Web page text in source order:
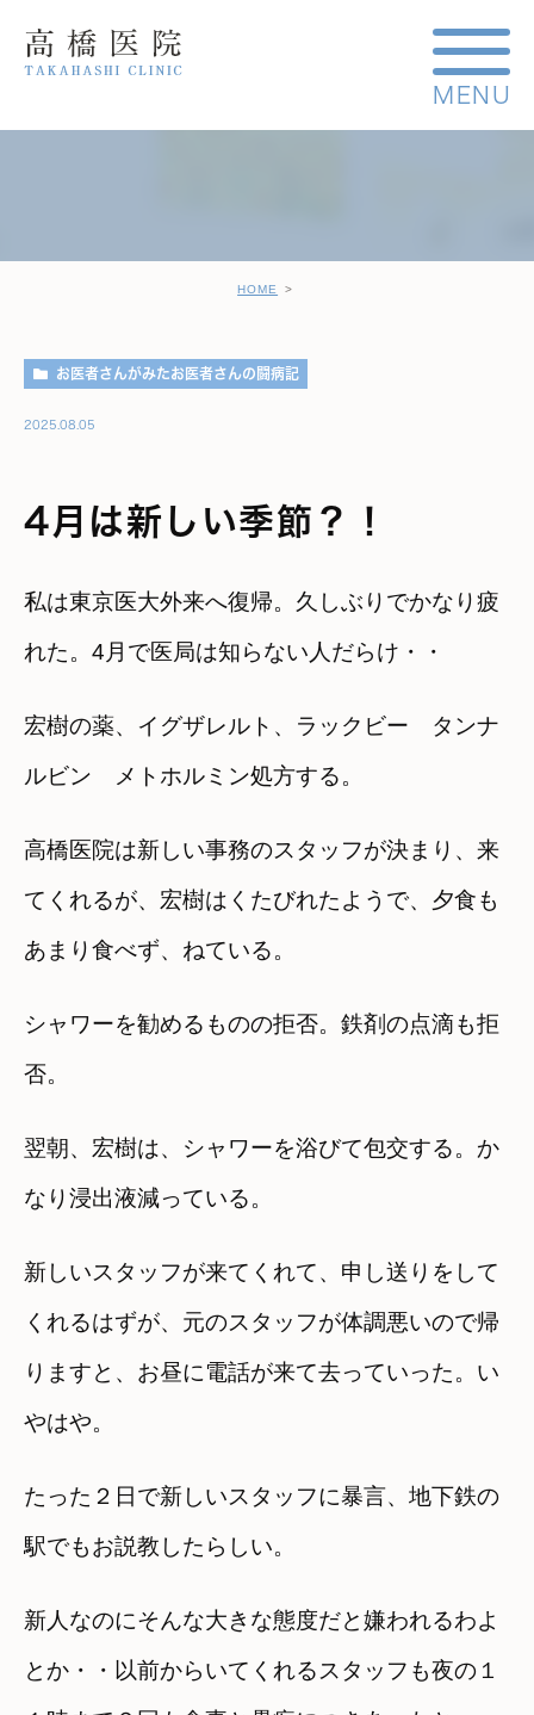
HOME
お医者さんがみたお医者さんの闘病記
2025.08.05
4月は新しい季節？！
私は東京医大外来へ復帰。久しぶりでかなり疲
れた。4月で医局は知らない人だらけ・・
宏樹の薬、イグザレルト、ラックビー タンナ
ルビン メトホルミン処方する。
高橋医院は新しい事務のスタッフが決まり、来
てくれるが、宏樹はくたびれたようで、夕食も
あまり食べず、ねている。
シャワーを勧めるものの拒否。鉄剤の点滴も拒
否。
翌朝、宏樹は、シャワーを浴びて包交する。か
なり浸出液減っている。
新しいスタッフが来てくれて、申し送りをして
くれるはずが、元のスタッフが体調悪いので帰
りますと、お昼に電話が来て去っていった。い
やはや。
たった２日で新しいスタッフに暴言、地下鉄の
駅でもお説教したらしい。
新人なのにそんな大きな態度だと嫌われるわよ
とか・・以前からいてくれるスタッフも夜の１